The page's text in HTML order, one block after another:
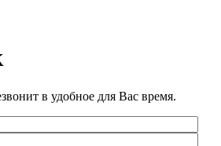
в удобное для Вас время.